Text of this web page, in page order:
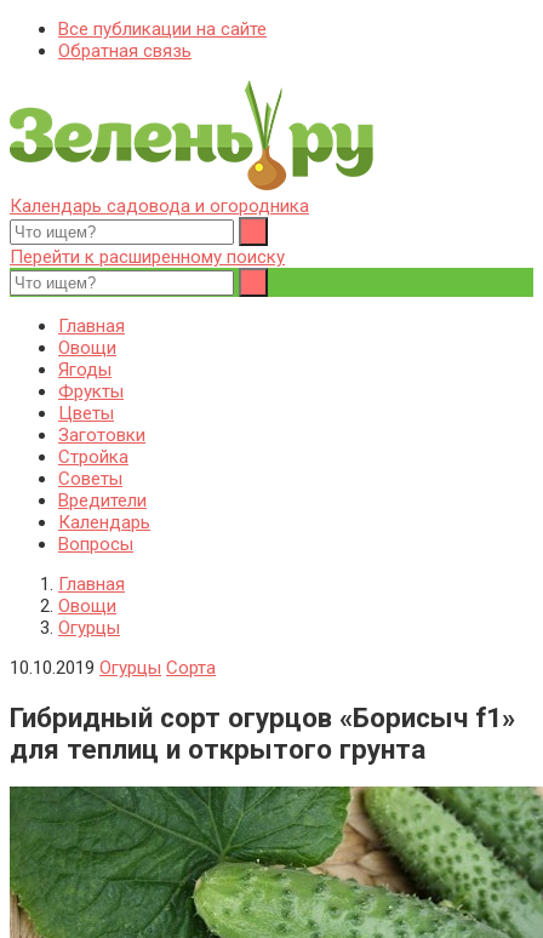
Все публикации на сайте
Обратная связь
Zelenj.ru – все про садоводство, земледелие, фермерство и
птицеводство
Особенности садоводства, земледелия, фермерства и
птицеводства. Выращивания культур, сбор и хранение урожая.
Уход за дачным участком, деревьями и кустами. Полезные
советы дачникам и садоводам
Календарь садовода и огородника
Перейти к расширенному поиску
Главная
Овощи
Ягоды
Фрукты
Цветы
Заготовки
Стройка
Советы
Вредители
Календарь
Вопросы
Главная
Овощи
Огурцы
10.10.2019 Огурцы Сорта
Гибридный сорт огурцов «Борисыч f1»
для теплиц и открытого грунта